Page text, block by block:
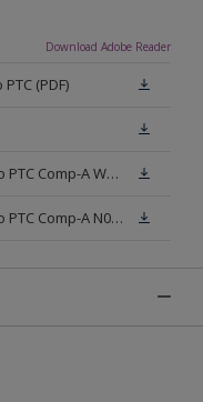
Download Adobe Reader
(PDF)
Veiligheidsinformatieblad Crafco PTC Comp-A W05 (MSDS)
Veiligheidsinformatieblad Crafco PTC Comp-A N00 (MSDS)